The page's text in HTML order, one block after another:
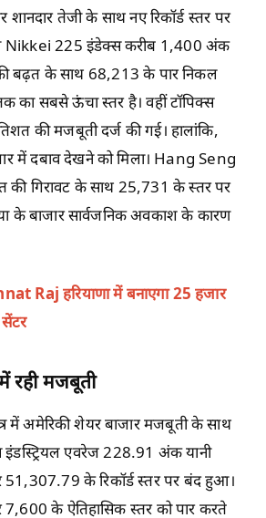
शानदार तेजी के साथ नए रिकॉर्ड स्तर पर
Nikkei 225 इंडेक्स करीब 1,400 अंक
बढ़त के साथ 68,213 के पार निकल
का सबसे ऊंचा स्तर है। वहीं टॉपिक्स
की मजबूती दर्ज की गई। हालांकि,
में दबाव देखने को मिला। Hang Seng
की गिरावट के साथ 25,731 के स्तर पर
के बाजार सार्वजनिक अवकाश के कारण
Raj हरियाणा में बनाएगा 25 हजार
रही मजबूती
में अमेरिकी शेयर बाजार मजबूती के साथ
एवरेज 228.91 अंक यानी
के रिकॉर्ड स्तर पर बंद हुआ।
7,600 के ऐतिहासिक स्तर को पार करते